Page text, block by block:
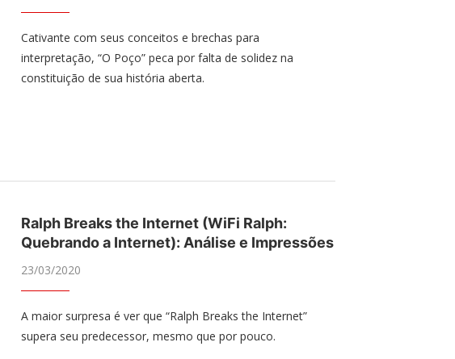
Cativante com seus conceitos e brechas para
interpretação, “O Poço” peca por falta de solidez na
constituição de sua história aberta.
Ralph Breaks the Internet (WiFi Ralph:
Quebrando a Internet): Análise e Impressões
23/03/2020
A maior surpresa é ver que “Ralph Breaks the Internet”
supera seu predecessor, mesmo que por pouco.